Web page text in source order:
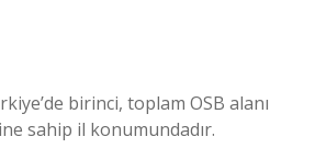
birinci, toplam OSB alanı
sahip il konumundadır.